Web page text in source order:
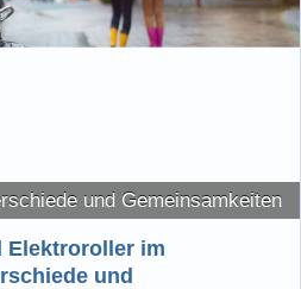
und Gemeinsamkeiten
Elektroroller im
und